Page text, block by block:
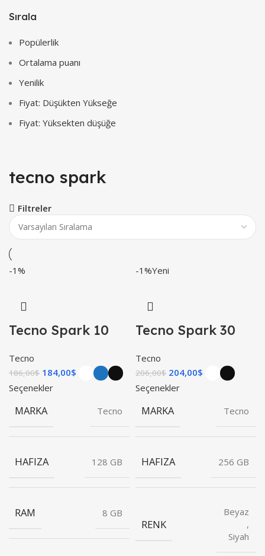
Sırala
Popülerlik
Ortalama puanı
Yenilik
Fiyat: Düşükten Yükseğe
Fiyat: Yüksekten düşüğe
tecno spark
Filtreler
-1%
Tecno Spark 10
Tecno
186,00$ 184,00$
Seçenekler
MARKA Tecno
HAFIZA 128 GB
RAM 8 GB
-1%Yeni
Tecno Spark 30
Tecno
206,00$ 204,00$
Seçenekler
MARKA Tecno
HAFIZA 256 GB
RENK
Beyaz
,
Siyah